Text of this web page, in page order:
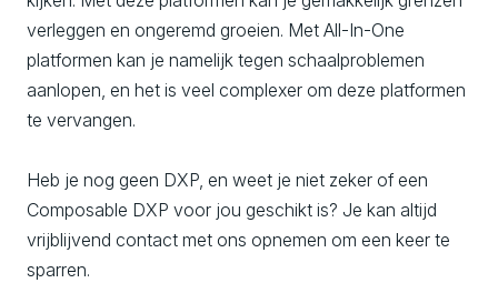
verleggen en ongeremd groeien. Met All-In-One
platformen kan je namelijk tegen schaalproblemen
aanlopen, en het is veel complexer om deze platformen
te vervangen.
Heb je nog geen DXP, en weet je niet zeker of een
Composable DXP voor jou geschikt is? Je kan altijd
vrijblijvend contact met ons opnemen om een keer te
sparren.